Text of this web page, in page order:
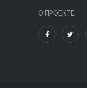
О ПРОЕКТЕ